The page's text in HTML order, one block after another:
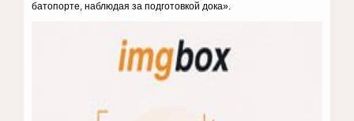
батопорте, наблюдая за подготовкой дока».